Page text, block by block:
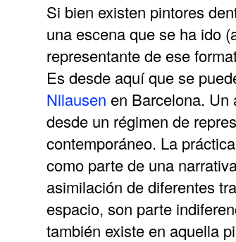
Si bien existen pintores
una escena que se ha ido
representante de ese
Es desde aquí que se
Nilausen en Barcelona. Un
desde un régimen de
contemporáneo. La
como parte de una
asimilación de diferentes
espacio, son parte
también existe en aquella